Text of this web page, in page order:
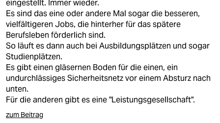
eingestellt. Immer wieder.
Es sind das eine oder andere Mal sogar die besseren,
vielfältigeren Jobs, die hinterher für das spätere
Berufsleben förderlich sind.
So läuft es dann auch bei Ausbildungsplätzen und sogar
Studienplätzen.
Es gibt einen gläsernen Boden für die einen, ein
undurchlässiges Sicherheitsnetz vor einem Absturz nach
unten.
Für die anderen gibt es eine "Leistungsgesellschaft".
zum Beitrag